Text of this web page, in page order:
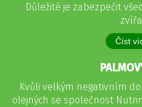
Důležité je zabezpečit
Číst
Kvůli velkým negativním
olejných se společnost